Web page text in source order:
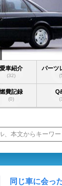
愛車紹介
(32)
パーツ
燃費記録
(0)
同じ車に会っ